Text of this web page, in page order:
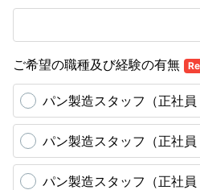
ご希望の職種及び経験の有無
パン製造スタッフ（正社員
パン製造スタッフ（正社員
パン製造スタッフ（正社員